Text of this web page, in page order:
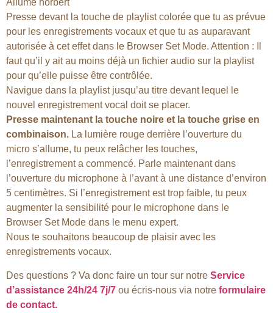
Allume hörbert
Presse devant la touche de playlist colorée que tu as prévue
pour les enregistrements vocaux et que tu as auparavant
autorisée à cet effet dans le Browser Set Mode. Attention : Il
faut qu’il y ait au moins déjà un fichier audio sur la playlist
pour qu’elle puisse être contrôlée.
Navigue dans la playlist jusqu’au titre devant lequel le
nouvel enregistrement vocal doit se placer.
Presse maintenant la touche noire et la touche grise en
combinaison. La lumière rouge derrière l’ouverture du
micro s’allume, tu peux relâcher les touches,
l’enregistrement a commencé. Parle maintenant dans
l’ouverture du microphone à l’avant à une distance d’environ
5 centimètres. Si l’enregistrement est trop faible, tu peux
augmenter la sensibilité pour le microphone dans le
Browser Set Mode dans le menu expert.
Nous te souhaitons beaucoup de plaisir avec les
enregistrements vocaux.
Des questions ? Va donc faire un tour sur notre Service
d’assistance 24h/24 7j/7 ou écris-nous via notre formulaire
de contact.